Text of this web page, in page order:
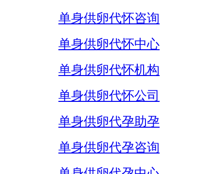
单身供卵代怀咨询
单身供卵代怀中心
单身供卵代怀机构
单身供卵代怀公司
单身供卵代孕助孕
单身供卵代孕咨询